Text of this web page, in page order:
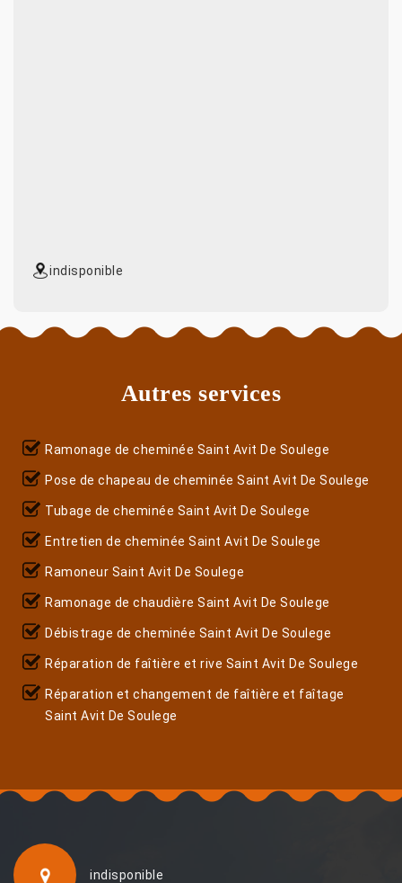
indisponible
Autres services
Ramonage de cheminée Saint Avit De Soulege
Pose de chapeau de cheminée Saint Avit De Soulege
Tubage de cheminée Saint Avit De Soulege
Entretien de cheminée Saint Avit De Soulege
Ramoneur Saint Avit De Soulege
Ramonage de chaudière Saint Avit De Soulege
Débistrage de cheminée Saint Avit De Soulege
Réparation de faîtière et rive Saint Avit De Soulege
Réparation et changement de faîtière et faîtage
Saint Avit De Soulege
indisponible